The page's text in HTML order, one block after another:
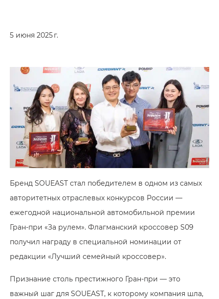
5 июня 2025 г.
Бренд SOUEAST стал победителем в одном из самых
авторитетных отраслевых конкурсов России —
ежегодной национальной автомобильной премии
Гран-при «За рулем». Флагманский кроссовер S09
получил награду в специальной номинации от
редакции «Лучший семейный кроссовер».
Признание столь престижного Гран-при — это
важный шаг для SOUEAST, к которому компания шла,